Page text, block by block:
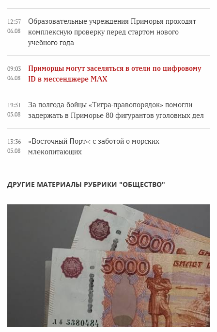
12:57
06.08
Образовательные учреждения Приморья проходят
комплексную проверку перед стартом нового
учебного года
09:03
06.08
Приморцы могут заселяться в отели по цифровому
ID в мессенджере MAX
19:51
05.08
За полгода бойцы «Тигра-правопорядок» помогли
задержать в Приморье 80 фигурантов уголовных дел
13:36
05.08
«Восточный Порт»: с заботой о морских
млекопитающих
ДРУГИЕ МАТЕРИАЛЫ РУБРИКИ "ОБЩЕСТВО"